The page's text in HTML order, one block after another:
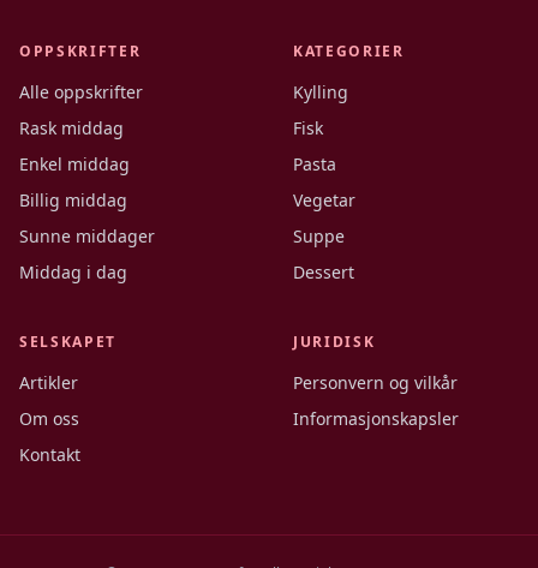
OPPSKRIFTER
Alle oppskrifter
Rask middag
Enkel middag
Billig middag
Sunne middager
Middag i dag
KATEGORIER
Kylling
Fisk
Pasta
Vegetar
Suppe
Dessert
SELSKAPET
Artikler
Om oss
Kontakt
JURIDISK
Personvern og vilkår
Informasjonskapsler